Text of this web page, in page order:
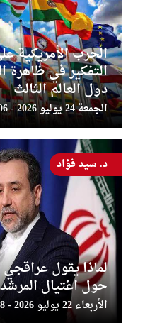
الحرب الأمريكية
التفكير في ظاهرة
دول العالم الثالث
الجمعة 24 يوليو 2026 - 10:35:06
لماذا يقول عراقجي
حول اغتيال
الأربعاء 22 يوليو 2026 - 14:13:18
د. سيد فؤاد